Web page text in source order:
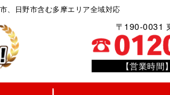
、日野市含む多摩エリア全域対応
〒190-0031
【営業時